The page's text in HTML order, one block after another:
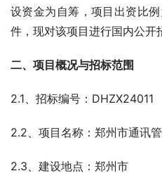
设资金为自筹，项目出资比
件，现对该项目进行国内公开
二、项目概况与招标范围
2.1、招标编号：DHZX24011
2.2、项目名称：郑州市通讯
2.3、建设地点：郑州市